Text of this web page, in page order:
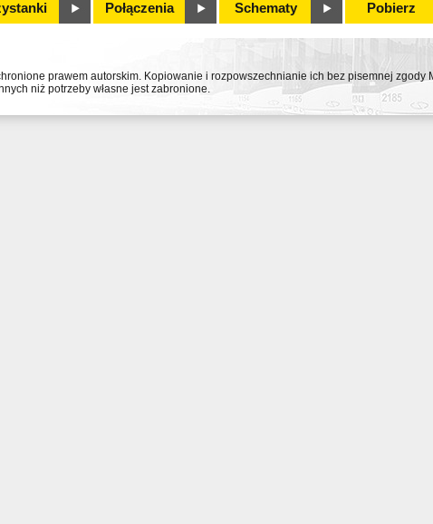
Połączenia Schematy Pobierz
prawem autorskim. Kopiowanie i rozpowszechnianie ich bez pisemnej zgody
niż potrzeby własne jest zabronione.